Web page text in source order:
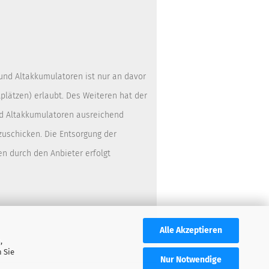
Sie
Alle Akzeptieren
Nur Notwendige
Altakkumulatoren ist nur an davor
erlaubt. Des Weiteren hat der
Altakkumulatoren ausreichend
Die Entsorgung der
durch den Anbieter erfolgt